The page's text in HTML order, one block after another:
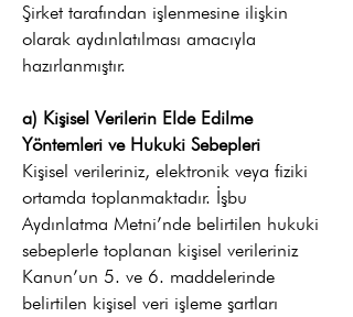
Şirket tarafından işlenmesine ilişkin
olarak aydınlatılması amacıyla
hazırlanmıştır.
a) Kişisel Verilerin Elde Edilme
Yöntemleri ve Hukuki Sebepleri
Kişisel verileriniz, elektronik veya fiziki
ortamda toplanmaktadır. İşbu
Aydınlatma Metni’nde belirtilen hukuki
sebeplerle toplanan kişisel verileriniz
Kanun’un 5. ve 6. maddelerinde
belirtilen kişisel veri işleme şartları